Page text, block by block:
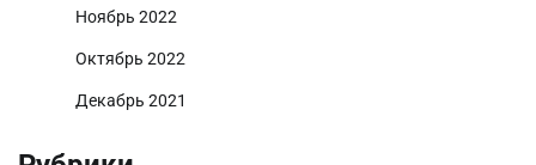
Ноябрь 2022
Октябрь 2022
Декабрь 2021